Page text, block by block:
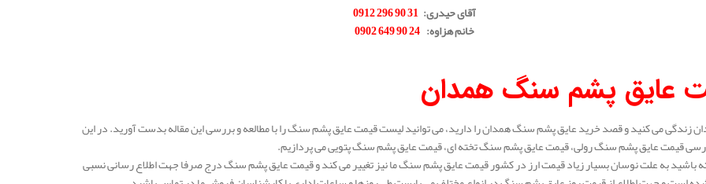
آقای حیدری:
31 90 296 0912
خانم هزاوه:
24 90 649 0902
عایق پشم سنگ همدان
زندگی می کنید و قصد خرید عایق پشم سنگ همدان را دارید، می توانید لیست قیمت عایق پشم سنگ را با مطالعه و بررسی این مقاله بدست آورید. در این
قیمت عایق پشم سنگ رولی، قیمت عایق پشم سنگ تخته ای، قیمت عایق پشم سنگ پتویی می پردازیم.
باشید به علت نوسان بسیار زیاد قیمت ارز در کشور قیمت عایق پشم سنگ ما نیز تغییر می کند و قیمت عایق پشم سنگ درج صرفا جهت اطلاع رسانی نسبی